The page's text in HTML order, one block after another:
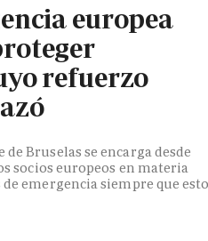
europea
refuerzo
Bruselas se encarga desde
socios europeos en materia
emergencia siempre que